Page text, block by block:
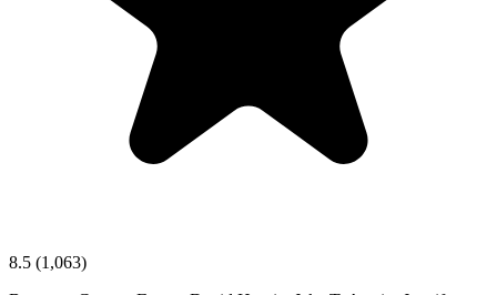
8.5 (1,063)